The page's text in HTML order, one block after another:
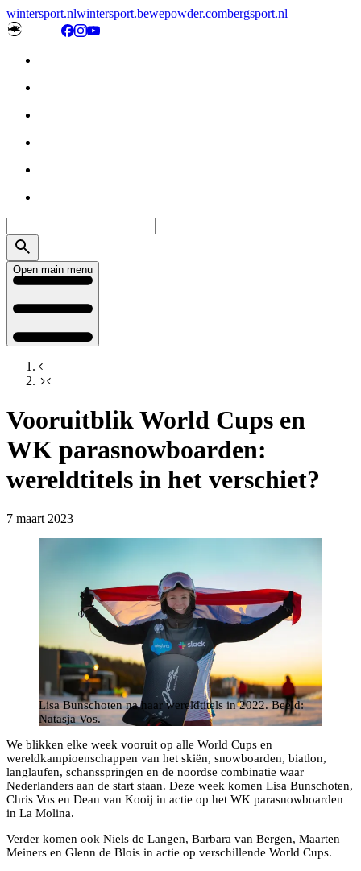
wintersport.nlwintersport.bewepowder.combergsport.nl
Open main menu
Vooruitblik World Cups en
WK parasnowboarden:
wereldtitels in het verschiet?
7 maart 2023
Lisa Bunschoten na haar wereldtitels in 2022. Beeld:
Natasja Vos.
We blikken elke week vooruit op alle World Cups en
wereldkampioenschappen van het skiën, snowboarden, biatlon,
langlaufen, schansspringen en de noordse combinatie waar
Nederlanders aan de start staan. Deze week komen Lisa Bunschoten,
Chris Vos en Dean van Kooij in actie op het WK parasnowboarden
in La Molina.
Verder komen ook Niels de Langen, Barbara van Bergen, Maarten
Meiners en Glenn de Blois in actie op verschillende World Cups.